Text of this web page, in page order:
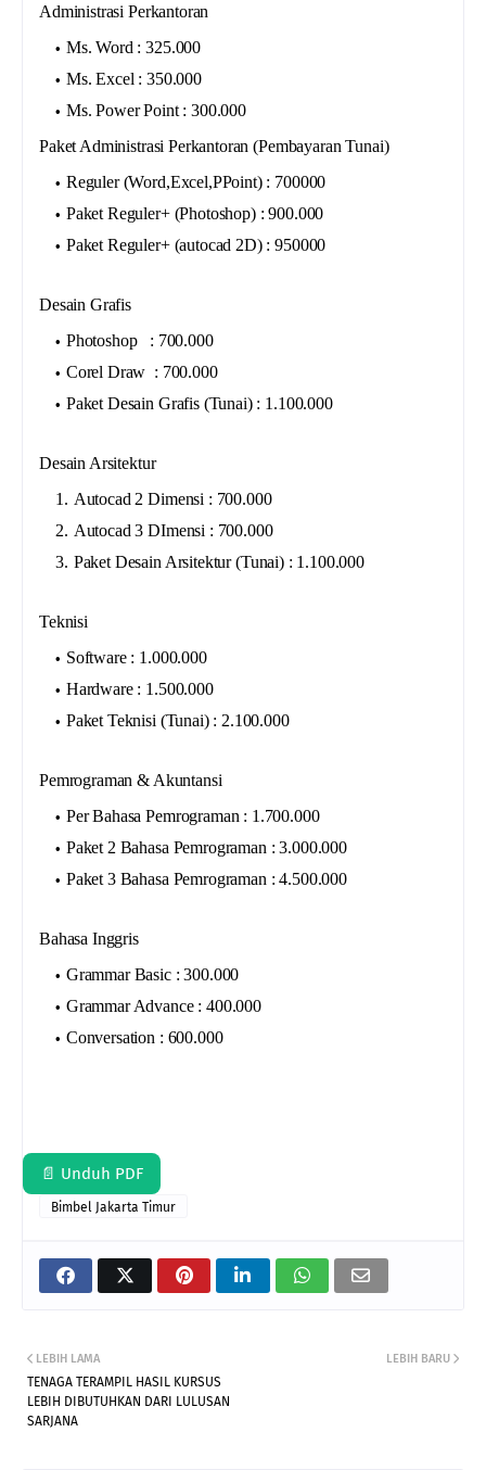
Administrasi Perkantoran
Ms. Word : 325.000
Ms. Excel : 350.000
Ms. Power Point : 300.000
Paket Administrasi Perkantoran (Pembayaran Tunai)
Reguler (Word,Excel,PPoint) : 700000
Paket Reguler+ (Photoshop) : 900.000
Paket Reguler+ (autocad 2D) : 950000
Desain Grafis
Photoshop : 700.000
Corel Draw : 700.000
Paket Desain Grafis (Tunai) : 1.100.000
Desain Arsitektur
Autocad 2 Dimensi : 700.000
Autocad 3 DImensi : 700.000
Paket Desain Arsitektur (Tunai) : 1.100.000
Teknisi
Software : 1.000.000
Hardware : 1.500.000
Paket Teknisi (Tunai) : 2.100.000
Pemrograman & Akuntansi
Per Bahasa Pemrograman : 1.700.000
Paket 2 Bahasa Pemrograman : 3.000.000
Paket 3 Bahasa Pemrograman : 4.500.000
Bahasa Inggris
Grammar Basic : 300.000
Grammar Advance : 400.000
Conversation : 600.000
📄 Unduh PDF
Bimbel Jakarta Timur
LEBIH BARU
LEBIH LAMA
TENAGA TERAMPIL HASIL KURSUS
LEBIH DIBUTUHKAN DARI LULUSAN
SARJANA